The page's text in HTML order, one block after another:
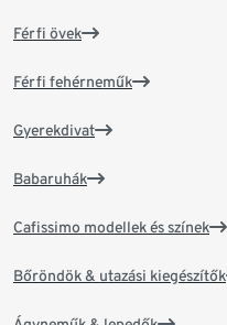
Férfi övek
Férfi fehérneműk
Gyerekdivat
Babaruhák
Cafissimo modellek és színek
Bőröndök & utazási kiegészítők